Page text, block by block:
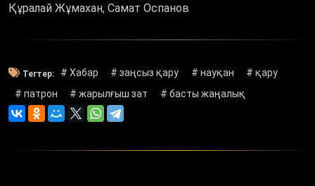
Құралай Жұмахан, Самат Оспанов
Тегтер: # Хабар # заңсыз қару # науқан
# қару
# патрон
# жарылғыш зат # басты жаңалық